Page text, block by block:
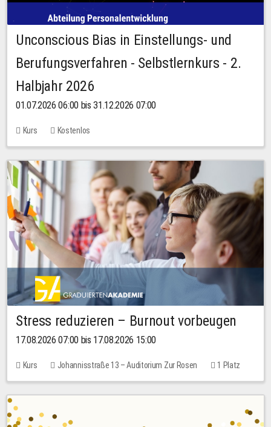
Unconscious Bias in Einstellungs- und
Berufungsverfahren - Selbstlernkurs - 2.
Halbjahr 2026
01.07.2026 06:00 bis 31.12.2026 07:00
Kurs Kostenlos
Stress reduzieren – Burnout vorbeugen
17.08.2026 07:00 bis 17.08.2026 15:00
Kurs Johannisstraße 13 – Auditorium Zur Rosen
1 Platz
10,00 EUR